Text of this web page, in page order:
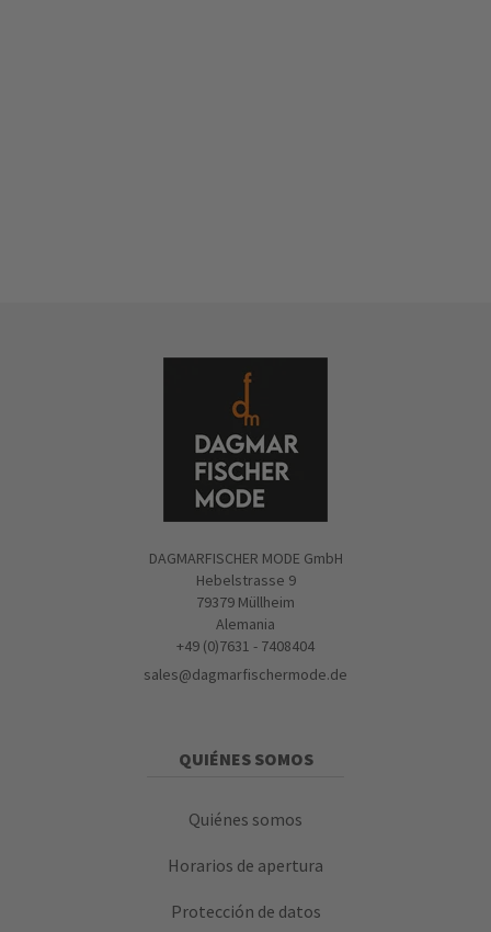
DAGMARFISCHER MODE GmbH
Hebelstrasse 9
79379 Müllheim
Alemania
+49 (0)7631 - 7408404
sales@dagmarfischermode.de
QUIÉNES SOMOS
Quiénes somos
Horarios de apertura
Protección de datos